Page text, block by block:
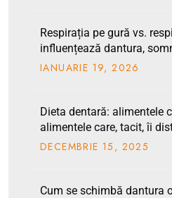
Respirația pe gură vs.
influențează dantura,
IANUARIE 19, 2026
Dieta dentară: alimentele
alimentele care, tacit, îi
DECEMBRIE15 , 2025
Cum se schimbă dantura